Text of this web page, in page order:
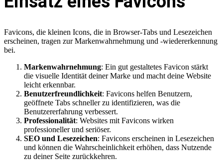
Favicons, die kleinen Icons, die in Browser-Tabs und Lesezeichen
erscheinen, tragen zur Markenwahrnehmung und -wiedererkennung
bei.
Markenwahrnehmung: Ein gut gestaltetes Favicon stärkt
die visuelle Identität deiner Marke und macht deine Website
leicht erkennbar.
Benutzerfreundlichkeit: Favicons helfen Benutzern,
geöffnete Tabs schneller zu identifizieren, was die
Benutzererfahrung verbessert.
Professionalität: Websites mit Favicons wirken
professioneller und seriöser.
SEO und Lesezeichen: Favicons erscheinen in Lesezeichen
und können die Wahrscheinlichkeit erhöhen, dass Nutzende
zu deiner Seite zurückkehren.